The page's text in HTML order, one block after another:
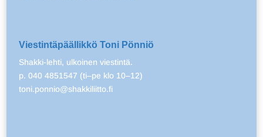
Viestintäpäällikkö Toni Pönniö
Shakki-lehti, ulkoinen viestintä.
p. 040 4851547 (ti–pe klo 10–12)
toni.ponnio@shakkiliitto.fi